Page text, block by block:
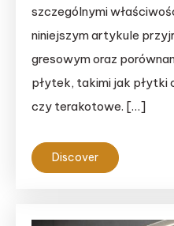
szczególnymi
niniejszym artykule
gresowym oraz
płytek, takimi jak płytki
czy terakotowe. […]
Discover